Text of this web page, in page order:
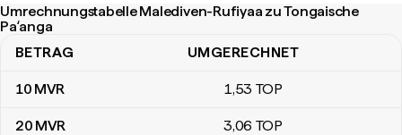
Umrechnungstabelle Malediven-Rufiyaa zu Tongaische
Paʻanga
Umrechnungstabelle Malediven-Rufiyaa zu Tongaische Paʻanga
BETRAG UMGERECHNET
10 MVR 1,53 TOP
20 MVR 3,06 TOP